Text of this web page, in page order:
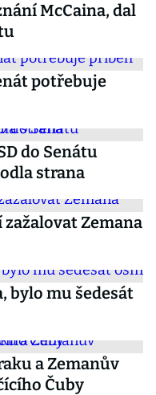
McCaina, dal
potřebuje
do Senátu
strana
zažalovat Zemana
bylo mu šedesát
a Zemanův
Čuby